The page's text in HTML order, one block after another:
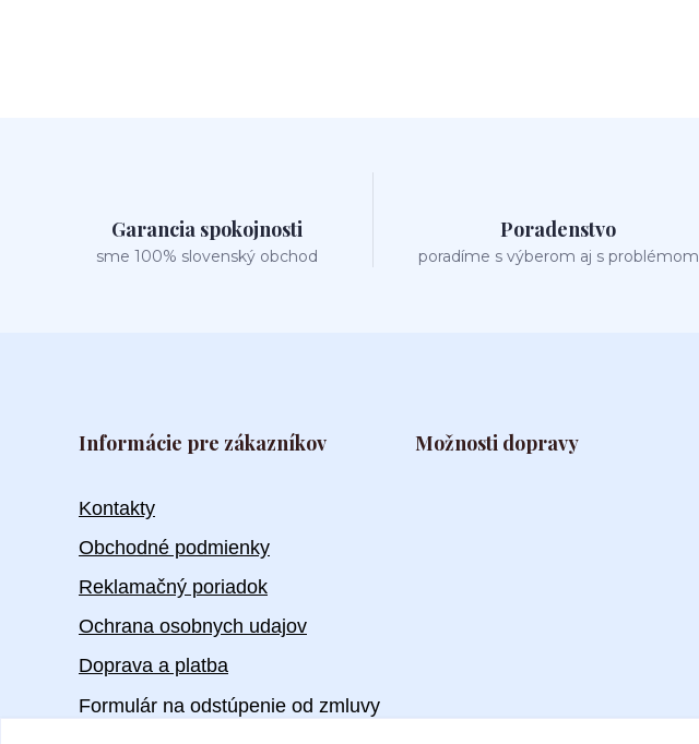
Garancia spokojnosti
sme 100% slovenský obchod
Poradenstvo
poradíme s výberom aj s problémom
Informácie pre zákazníkov
Kontakty
Obchodné podmienky
Reklamačný poriadok
Ochrana osobnych udajov
Doprava a platba
Formulár na odstúpenie od zmluvy
Možnosti dopravy